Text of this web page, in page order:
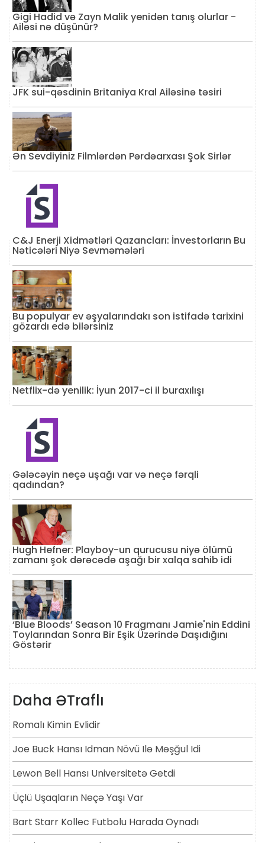
Gigi Hadid və Zayn Malik yenidən tanış olurlar -
Ailəsi nə düşünür?
JFK sui-qəsdinin Britaniya Kral Ailəsinə təsiri
Ən Sevdiyiniz Filmlərdən Pərdəarxası Şok Sirlər
C&J Enerji Xidmətləri Qazancları: İnvestorların Bu
Nəticələri Niyə Sevməmələri
Bu populyar ev əşyalarındakı son istifadə tarixini
gözardı edə bilərsiniz
Netflix-də yenilik: İyun 2017-ci il buraxılışı
Gələcəyin neçə uşağı var və neçə fərqli
qadından?
Hugh Hefner: Playboy-un qurucusu niyə ölümü
zamanı şok dərəcədə aşağı bir xalqa sahib idi
‘Blue Bloods’ Season 10 Fragmanı Jamie'nin Eddini
Toylarından Sonra Bir Eşik Üzərində Daşıdığını
Göstərir
Daha ƏTraflı
Romalı Kimin Evlidir
Joe Buck Hansı Idman Növü Ilə Məşğul Idi
Lewon Bell Hansı Universitetə ​​getdi
Üçlü Uşaqların Neçə Yaşı Var
Bart Starr Kollec Futbolu Harada Oynadı